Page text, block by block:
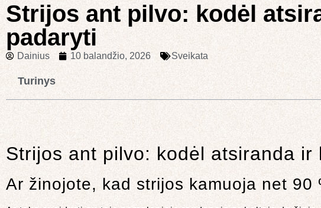
Strijos ant pilvo: kodėl
padaryti
Dainius 10 balandžio, 2026 Sveikata
Turinys
Strijos ant pilvo: kodėl atsiranda
Ar žinojote, kad strijos kamuoja net 90